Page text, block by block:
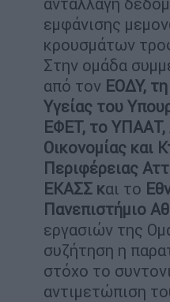
εμφάνισης
κρουσμάτων
Στην ομάδα
από τον ΕΟΔΥ,
Υγείας του
ΕΦΕΤ, το ΥΠΑΑΤ,
Οικονομίας και
Περιφέρειας
ΕΚΑΣΣ και το
Πανεπιστήμιο
εργασιών της
συζήτηση η
στόχο το
αντιμετώπιση